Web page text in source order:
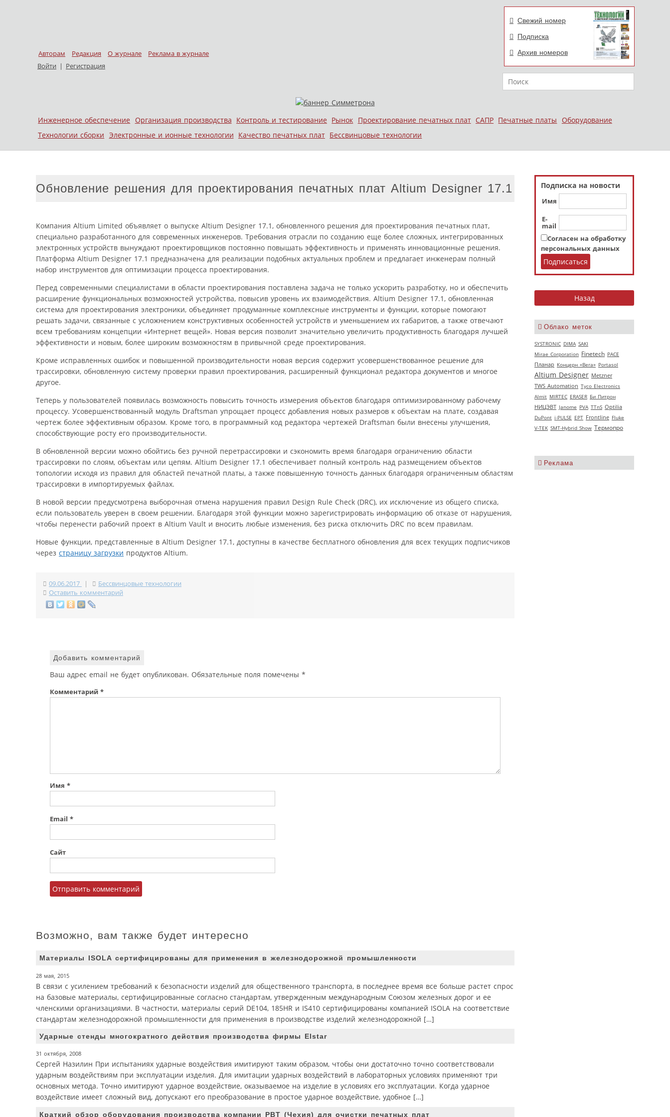
Авторам Редакция О журнале
Реклама в журнале
Войти | Регистрация
Свежий номер
Подписка
Архив номеров
Поиск
Меню
Skip to content
Инженерное обеспечение Организация производства Контроль и тестирование Рынок Проектирование печатных плат САПР Печатные платы
Оборудование
Технологии сборки Электронные и ионные технологии Качество печатных плат Бессвинцовые технологии
Подписка на новости
Имя
E-
mail
Согласен на обработку
персональных данных
Облако меток
SYSTRONIC DIMA SAKI
Mirae Corporation Finetech РАСЕ
Планар Концерн «Вега» Portasol
Altium Designer Metzner
TWS Automation Tyco Electronics
Almit MIRTEC ERASER Би Питрон
НИЦЭВТ Janome PVA TTnS Optilia
DuPont i-PULSE EPT Frontline Fluke
V‑TEK SMT-Hybrid Show Термопро
Реклама
Обновление решения для проектирования печатных плат Altium Designer 17.1
Компания Altium Limited объявляет о выпуске Altium Designer 17.1, обновленного решения для проектирования печатных плат,
специально разработанного для современных инженеров. Требования отрасли по созданию еще более сложных, интегрированных
электронных устройств вынуждают проектировщиков постоянно повышать эффективность и применять инновационные решения.
Платформа Altium Designer 17.1 предназначена для реализации подобных актуальных проблем и предлагает инженерам полный
набор инструментов для оптимизации процесса проектирования.
Перед современными специалистами в области проектирования поставлена задача не только ускорить разработку, но и обеспечить
расширение функциональных возможностей устройства, повысив уровень их взаимодействия. Altium Designer 17.1, обновленная
система для проектирования электроники, объединяет продуманные комплексные инструменты и функции, которые помогают
решать задачи, связанные с усложнением конструктивных особенностей устройств и уменьшением их габаритов, а также отвечают
всем требованиям концепции «Интернет вещей». Новая версия позволит значительно увеличить продуктивность благодаря лучшей
эффективности и новым, более широким возможностям в привычной среде проектирования.
Кроме исправленных ошибок и повышенной производительности новая версия содержит усовершенствованное решение для
трассировки, обновленную систему проверки правил проектирования, расширенный функционал редактора документов и многое
другое.
Теперь у пользователей появилась возможность повысить точность измерения объектов благодаря оптимизированному рабочему
процессу. Усовершенствованный модуль Draftsman упрощает процесс добавления новых размеров к объектам на плате, создавая
чертеж более эффективным образом. Кроме того, в программный код редактора чертежей Draftsman были внесены улучшения,
способствующие росту его производительности.
В обновленной версии можно обойтись без ручной перетрассировки и сэкономить время благодаря ограничению области
трассировки по слоям, объектам или цепям. Altium Designer 17.1 обеспечивает полный контроль над размещением объектов
топологии исходя из правил для областей печатной платы, а также повышенную точность данных благодаря ограниченным областям
трассировки в импортируемых файлах.
В новой версии предусмотрена выборочная отмена нарушения правил Design Rule Check (DRC), их исключение из общего списка,
если пользователь уверен в своем решении. Благодаря этой функции можно зарегистрировать информацию об отказе от нарушения,
чтобы перенести рабочий проект в Altium Vault и вносить любые изменения, без риска отключить DRC по всем правилам.
Новые функции, представленные в Altium Designer 17.1, доступны в качестве бесплатного обновления для всех текущих подписчиков
через страницу загрузки продуктов Altium.
09.06.2017 |
Бессвинцовые технологии
Оставить комментарий
Добавить комментарий
Ваш адрес email не будет опубликован. Обязательные поля помечены *
Комментарий *
Имя *
Email *
Сайт
Возможно, вам также будет интересно
Материалы ISOLA сертифицированы для применения в железнодорожной промышленности
28 мая, 2015
В связи с усилением требований к безопасности изделий для общественного транспорта, в последнее время все больше растет спрос
на базовые материалы, сертифицированные согласно стандартам, утвержденным международным Союзом железных дорог и ее
членскими организациями. В частности, материалы серий DE104, 185HR и IS410 сертифицированы компанией ISOLA на соответствие
стандартам железнодорожной промышленности для применения в производстве изделий железнодорожной […]
Ударные стенды многократного действия производства фирмы Elstar
31 октября, 2008
Сергей Назилин При испытаниях ударные воздействия имитируют таким образом, чтобы они достаточно точно соответствовали
ударным воздействиям при эксплуатации изделия. Для имитации ударных воздействий в лабораторных условиях применяют три
основных метода. Точно имитируют ударное воздействие, оказываемое на изделие в условиях его эксплуатации. Когда ударное
воздействие имеет сложный вид, допускают его преобразование в простое ударное воздействие, удобное […]
Краткий обзор оборудования производства компании PBT (Чехия) для очистки печатных плат